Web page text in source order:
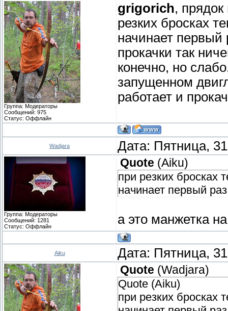
Группа: Модераторы
Сообщений: 975
Статус: Оффлайн
grigorich,
резких бросках
начинает первый
прокачки так
конечно, но
запущенном
работает и
Wadjara Дата: Пятница,
Группа: Модераторы
Сообщений: 1281
Статус: Оффлайн
Quote (Aiku)
при резких бросках
начинает первый раз
а это манжетка
Aiku Дата: Пятница,
Quote (Wadjara)
Quote (Aiku)
при резких бросках